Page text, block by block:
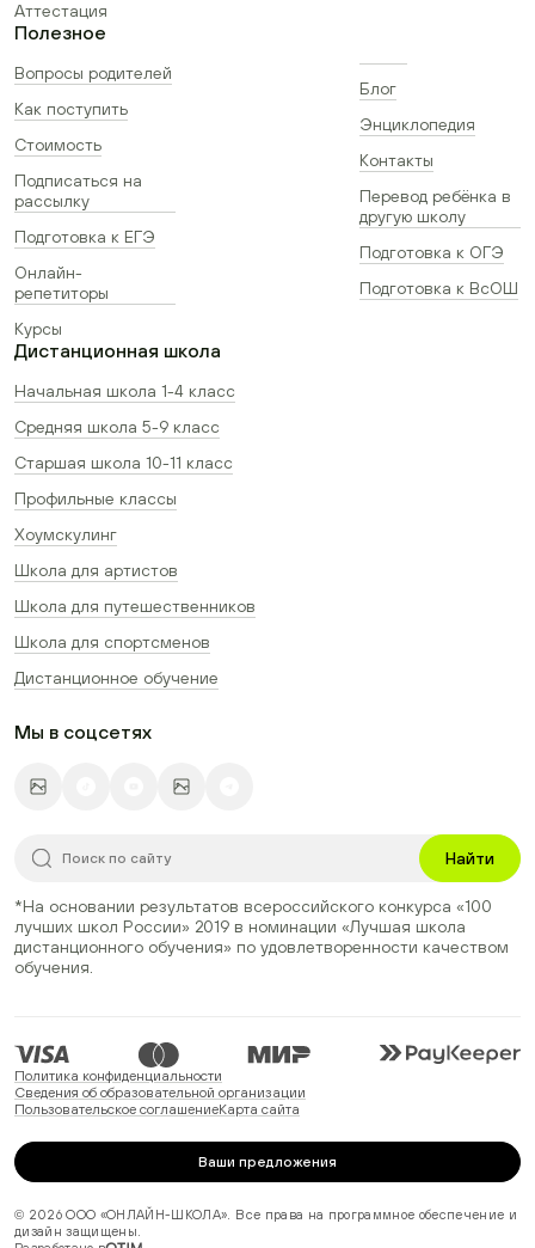
Аттестация
Полезное
Вопросы родителей
Как поступить
Стоимость
Подписаться на
рассылку
Подготовка к ЕГЭ
Онлайн-
репетиторы
Курсы
Блог
Энциклопедия
Контакты
Перевод ребёнка в
другую школу
Подготовка к ОГЭ
Подготовка к ВсОШ
Дистанционная школа
Начальная школа 1-4 класс
Средняя школа 5-9 класс
Старшая школа 10-11 класс
Профильные классы
Хоумскулинг
Школа для артистов
Школа для путешественников
Школа для спортсменов
Дистанционное обучение
Мы в соцсетях
Найти
*На основании результатов всероссийского конкурса «100
лучших школ России» 2019 в номинации «Лучшая школа
дистанционного обучения» по удовлетворенности качеством
обучения.
Политика конфиденциальности
Сведения об образовательной организации
Пользовательское соглашениеКарта сайта
Ваши предложения
© 2026 ООО «ОНЛАЙН-ШКОЛА». Все права на программное обеспечение и
дизайн защищены.